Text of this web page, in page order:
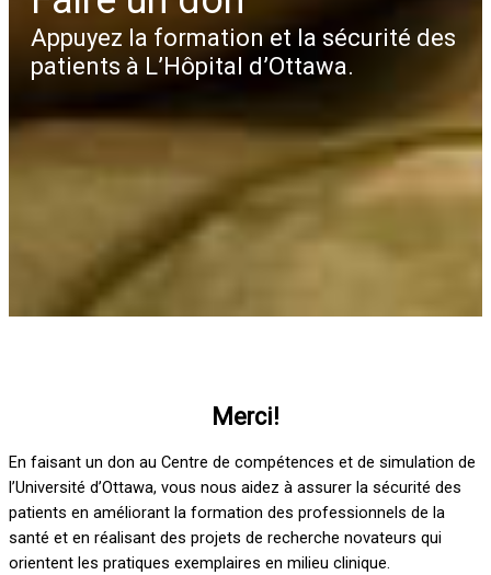
Appuyez la formation et la sécurité des
patients à L’Hôpital d’Ottawa.
Merci!
En faisant un don au Centre de compétences et de simulation de
l’Université d’Ottawa, vous nous aidez à assurer la sécurité des
patients en améliorant la formation des professionnels de la
santé et en réalisant des projets de recherche novateurs qui
orientent les pratiques exemplaires en milieu clinique.